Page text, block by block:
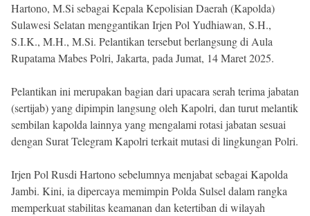
Hartono, M.Si sebagai Kepala Kepolisian Daerah (Kapolda)
Sulawesi Selatan menggantikan Irjen Pol Yudhiawan, S.H.,
S.I.K., M.H., M.Si. Pelantikan tersebut berlangsung di Aula
Rupatama Mabes Polri, Jakarta, pada Jumat, 14 Maret 2025.
Pelantikan ini merupakan bagian dari upacara serah terima jabatan
(sertijab) yang dipimpin langsung oleh Kapolri, dan turut melantik
sembilan kapolda lainnya yang mengalami rotasi jabatan sesuai
dengan Surat Telegram Kapolri terkait mutasi di lingkungan Polri.
Irjen Pol Rusdi Hartono sebelumnya menjabat sebagai Kapolda
Jambi. Kini, ia dipercaya memimpin Polda Sulsel dalam rangka
memperkuat stabilitas keamanan dan ketertiban di wilayah